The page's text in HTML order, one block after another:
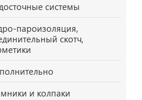
системы
пароизоляция,
скотч,
и колпаки